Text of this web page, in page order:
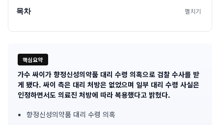
목차 펼치기
핵심요약
기
사
핵
가수 싸이가 향정신성의약품 대리 수령 의혹으로 검찰 수사를 받
게 됐다. 싸이 측은 대리 처방은 없었으며 일부 대리 수령 사실은
인정하면서도 의료진 처방에 따라 복용했다고 밝혔다.
향정신성의약품 대리 수령 의혹